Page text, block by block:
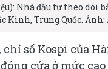
Nhà đầu tư theo dõi
Kinh, Trung Quốc. Ảnh:
số Kospi của
cửa ở mức